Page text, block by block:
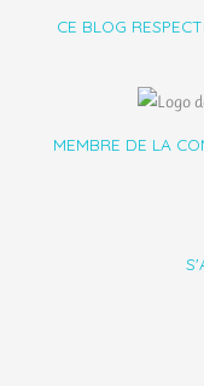
CE BLOG
MEMBRE DE LA